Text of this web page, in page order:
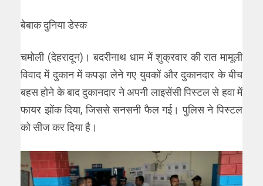
बेबाक दुनिया डेस्क
चमोली (देहरादून)। बदरीनाथ धाम में शुक्रवार की रात मामूली
विवाद में दुकान में कपड़ा लेने गए युवकों और दुकानदार के बीच
बहस होने के बाद दुकानदार ने अपनी लाइसेंसी पिस्टल से हवा में
फायर झोंक दिया, जिससे सनसनी फैल गई। पुलिस ने पिस्टल
को सीज कर दिया है।